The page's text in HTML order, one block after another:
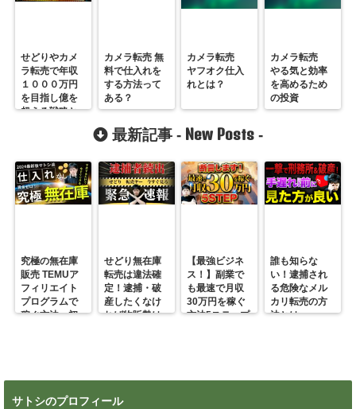
せどりやカメ
ラ転売で年収
１０００万円
を目指し億を
超える戦略と
カメラ転売 無
料で仕入れを
する方法って
ある？
カメラ転売
ヤフオク仕入
れとは？
カメラ転売
やる気と効率
を高めるため
の投資
最新記事 - New Posts -
究極の無在庫
販売 TEMUア
フィリエイト
プログラムで
稼ぐ方法 初
せどり無在庫
転売は違法確
定！逮捕・破
産したくなけ
れば物販勢は
【最強ビジネ
ス！】副業で
も最速で月収
30万円を稼ぐ
方法5ステップ
誰も知らな
い！逮捕され
る危険なメル
カリ転売の方
法とは
サトシのプロフィール